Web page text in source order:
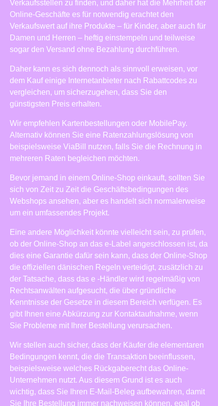
Verkaufsstellen zu finden, und daher hat die Mehrheit der
Online-Geschäfte es für notwendig erachtet den
Verkaufswert auf ihre Produkte – für Kinder, aber auch für
Damen und Herren – heftig einstempeln und teilweise
sogar den Versand ohne Bezahlung durchführen.
Daher kann es sich dennoch als sinnvoll erweisen, vor
dem Kauf einige Internetanbieter nach Rabattcodes zu
vergleichen, um sicherzugehen, dass Sie den
günstigsten Preis erhalten.
Wir empfehlen Kartenbestellungen oder MobilePay.
Alternativ können Sie eine Ratenzahlungslösung von
beispielsweise ViaBill nutzen, falls Sie die Rechnung in
mehreren Raten begleichen möchten.
Bevor jemand in einem Online-Shop einkauft, sollten Sie
sich von Zeit zu Zeit die Geschäftsbedingungen des
Webshops ansehen, aber es handelt sich normalerweise
um ein umfassendes Projekt.
Eine andere Möglichkeit könnte vielleicht sein, zu prüfen,
ob der Online-Shop an das e-Label angeschlossen ist, da
dies eine Garantie dafür sein kann, dass der Online-Shop
die offiziellen dänischen Regeln verteidigt, zusätzlich zu
der Tatsache, dass das e -Händler wird regelmäßig von
Rechtsanwälten aufgesucht, die über gründliche
Kenntnisse der Gesetze in diesem Bereich verfügen. Es
gibt Ihnen eine Abkürzung zur Kontaktaufnahme, wenn
Sie Probleme mit Ihrer Bestellung verursachen.
Wir stellen auch sicher, dass der Käufer die elementaren
Bedingungen kennt, die die Transaktion beeinflussen,
beispielsweise welches Rückgaberecht das Online-
Unternehmen nutzt. Aus diesem Grund ist es auch
wichtig, dass Sie Ihren E-Mail-Beleg aufbewahren, damit
Sie Ihre Bestellung immer nachweisen können, egal ob